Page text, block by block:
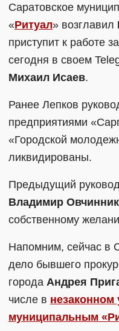
Саратовское
«Ритуал» возглавил
приступит к работе
сегодня в своем
Михаил Исаев.
Ранее Лепков
предприятиями
«Городской
ликвидированы.
Предыдущий
Владимир
собственному
Напомним, сейчас в
дело бывшего
города Андрея
числе в незаконном
муниципальным